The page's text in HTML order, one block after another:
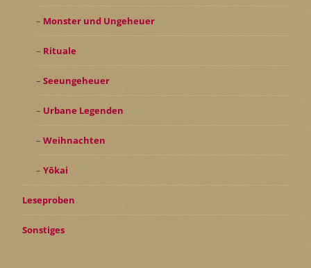
Monster und Ungeheuer
Rituale
Seeungeheuer
Urbane Legenden
Weihnachten
Yōkai
Leseproben
Sonstiges